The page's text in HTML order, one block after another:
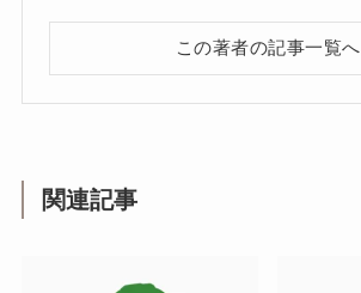
この著者の記事一覧へ
関連記事